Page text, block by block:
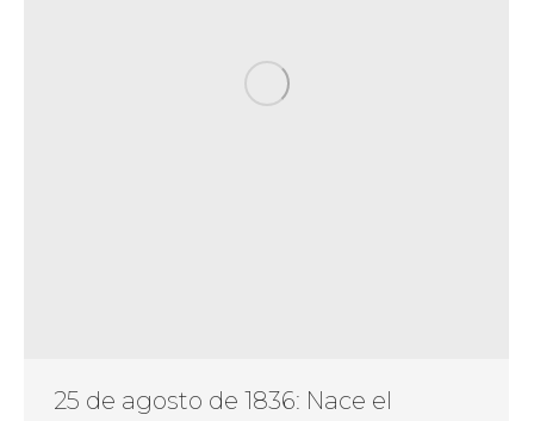
25 de agosto de 1836: Nace el